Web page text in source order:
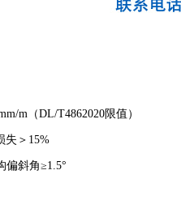
m（DL/T4862020限值）
失＞15%
偏斜角≥1.5°